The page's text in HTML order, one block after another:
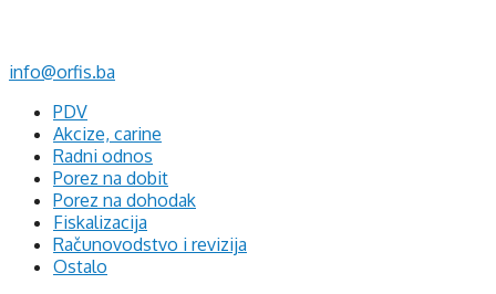
info@orfis.ba
PDV
Akcize, carine
Radni odnos
Porez na dobit
Porez na dohodak
Fiskalizacija
Računovodstvo i revizija
Ostalo